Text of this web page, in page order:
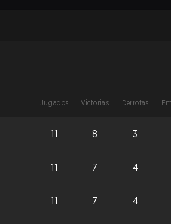
Jugados Victorias Derrotas
11 8 3
11 7 4
11 7 4